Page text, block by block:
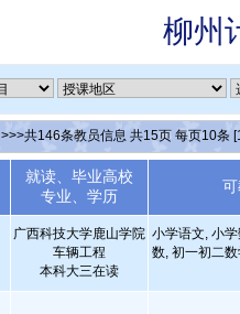
柳州
>>>共146条教员信息 共15页 每页10条
就读、毕业高校
专业、学历
广西科技大学鹿山学院
车辆工程
本科大三在读
小学语文, 小
数, 初一初二